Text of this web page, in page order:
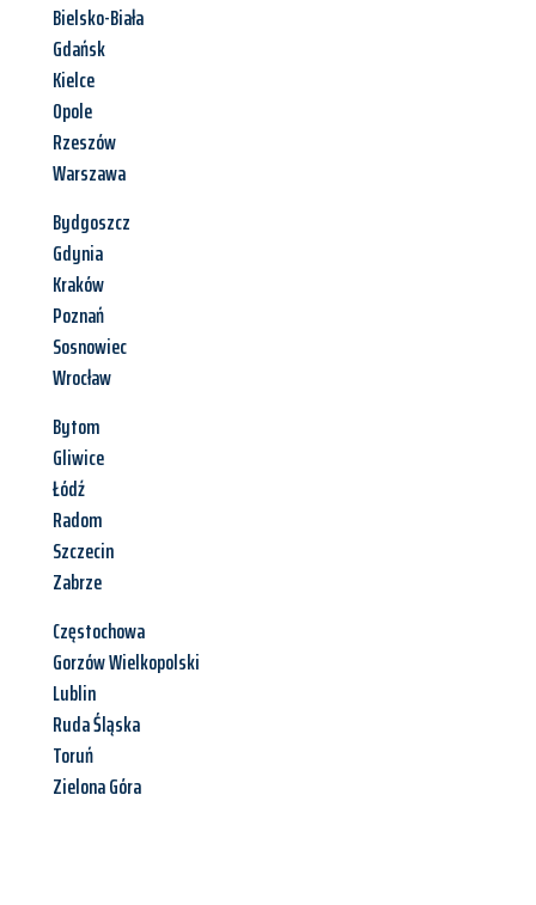
Bielsko-Biała
Gdańsk
Kielce
Opole
Rzeszów
Warszawa
Bydgoszcz
Gdynia
Kraków
Poznań
Sosnowiec
Wrocław
Bytom
Gliwice
Łódź
Radom
Szczecin
Zabrze
Częstochowa
Gorzów Wielkopolski
Lublin
Ruda Śląska
Toruń
Zielona Góra